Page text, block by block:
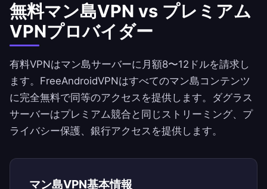
無料マン島VPN vs プレミアム
VPNプロバイダー
有料VPNはマン島サーバーに月額8〜12ドルを請求し
ます。 FreeAndroidVPNはすべてのマン島コンテンツ
に完全無料で同等のアクセスを提供します。ダグラス
サーバーはプレミアム競合と同じストリーミング、プ
ライバシー保護、銀行アクセスを提供します。
マン島VPN基本情報